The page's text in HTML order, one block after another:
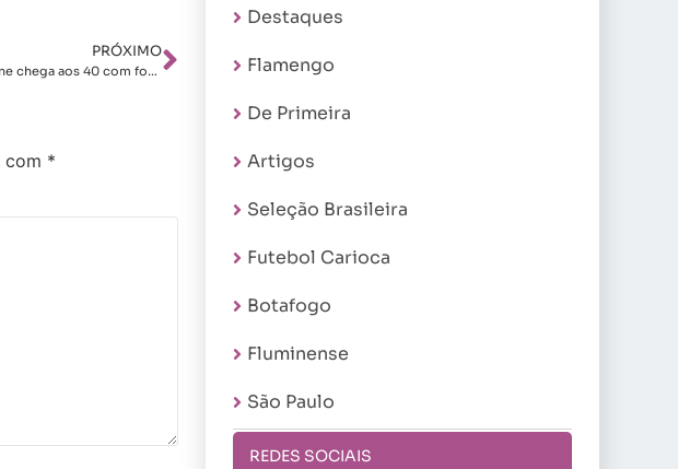
PRÓXIMO
Brasileirão Feminino: a mãe ta on! Cristiane chega aos 40 com fome de gols
com *
Destaques
Flamengo
De Primeira
Artigos
Seleção Brasileira
Futebol Carioca
Botafogo
Fluminense
São Paulo
REDES SOCIAIS